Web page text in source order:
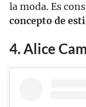
la moda. Es
concepto de
4. Alice